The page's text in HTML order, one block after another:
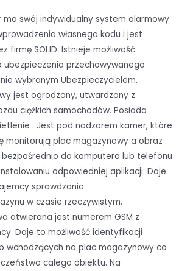
ma swój indywidualny system alarmowy
własnego kodu i jest
firmę SOLID. Istnieje możliwość
ubezpieczenia przechowywanego
wybranym Ubezpieczycielem.
jest ogrodzony, utwardzony z
ciężkich samochodów. Posiada
. Jest pod nadzorem kamer, które
monitorują plac magazynowy a obraz
bezpośrednio do komputera lub telefonu
odpowiedniej aplikacji. Daje
sprawdzania
w czasie rzeczywistym.
otwierana jest numerem GSM z
Daje to możliwość identyfikacji
wchodzących na plac magazynowy co
całego obiektu. Na